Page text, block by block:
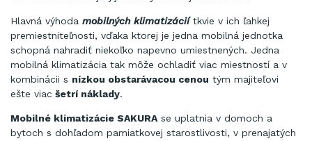
Hlavná výhoda mobilných klimatizáciítkvie v ich ľahkej
premiestniteľnosti, vďaka ktorej je jedna mobilná jednotka
schopná nahradiť niekoľko napevno umiestnených. Jedna
mobilná klimatizácia tak môže ochladiť viac miestností a v
kombinácii s nízkou obstarávacou cenou tým majiteľovi
ešte viac šetrí náklady.
Mobilné klimatizácie SAKURA se uplatnia v domoch a
bytoch s dohľadom pamiatkovej starostlivosti, v prenajatých